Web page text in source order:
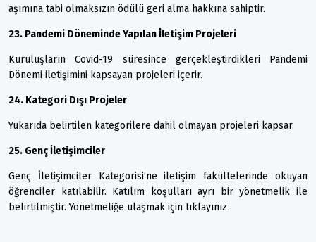
aşımına tabi olmaksızın ödülü geri alma hakkına sahiptir.
23. Pandemi Döneminde Yapılan İletişim Projeleri
Kuruluşların Covid-19 süresince gerçekleştirdikleri Pandemi
Dönemi iletişimini kapsayan projeleri içerir.
24. Kategori Dışı Projeler
Yukarıda belirtilen kategorilere dahil olmayan projeleri kapsar.
25. Genç İletişimciler
Genç İletişimciler Kategorisi’ne iletişim fakültelerinde okuyan
öğrenciler katılabilir. Katılım koşulları ayrı bir yönetmelik ile
belirtilmiştir. Yönetmeliğe ulaşmak için tıklayınız